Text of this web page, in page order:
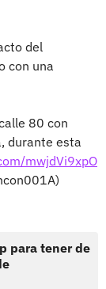
del
con una
80 con
durante esta
mwjdVi9xpO
para tener de